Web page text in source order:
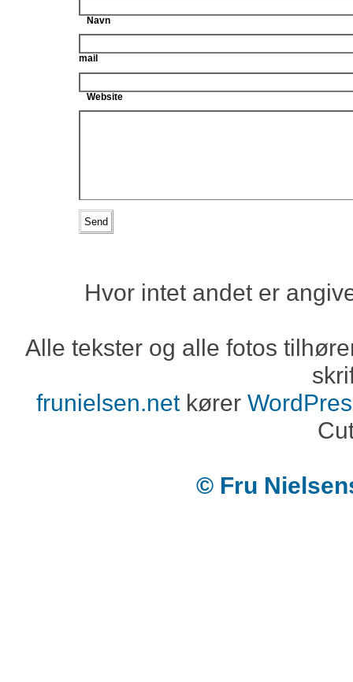
Navn
mail
Website
Hvor intet andet er
Alle tekster og alle fotos
frunielsen.netkører
© Fru